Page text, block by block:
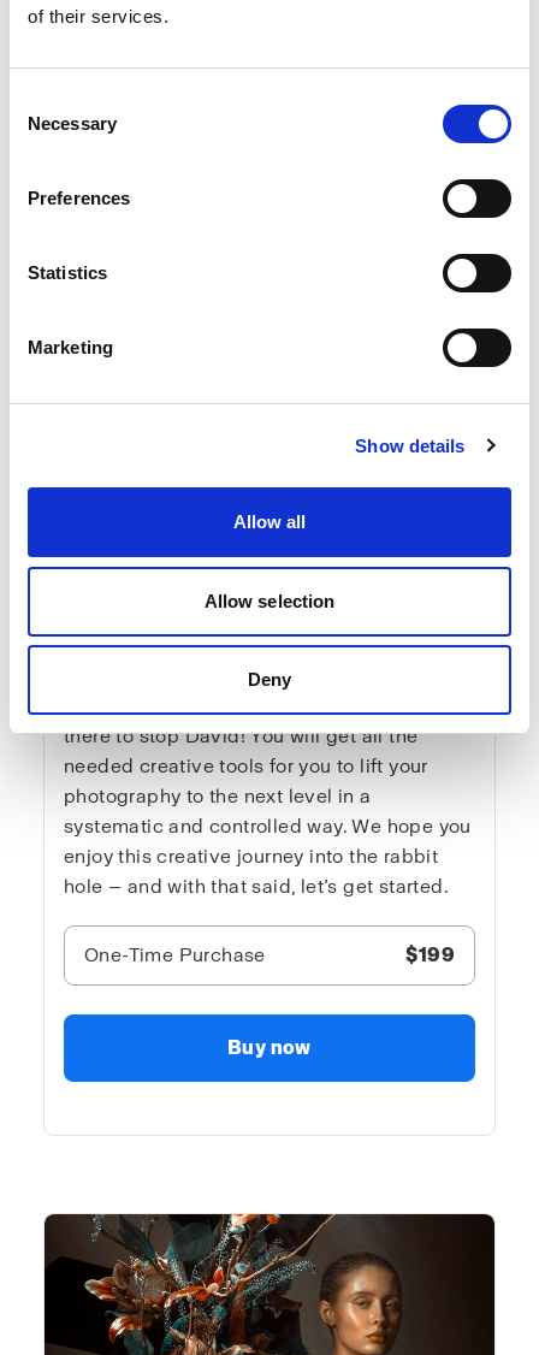
of their services.
Selection
Necessary
Preferences
Statistics
Marketing
Show details
Allow all
Allow selection
Deny
with David Bicho
In Advanced lighting 3, is where you hear
advanced light nerds, but never the
sensitive viewer. It is blunt and direct —
there to stop David! You will get all the
needed creative tools for you to lift your
photography to the next level in a
systematic and controlled way. We hope you
enjoy this creative journey into the rabbit
hole — and with that said, let’s get started.
One-Time Purchase $199
Buy now